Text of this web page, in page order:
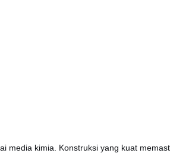
kimia. Konstruksi yang kuat